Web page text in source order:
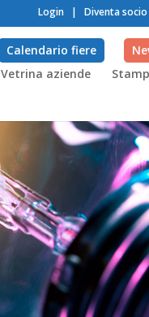
Login | Diventa socio
Vetrina aziende
Calendario fiere